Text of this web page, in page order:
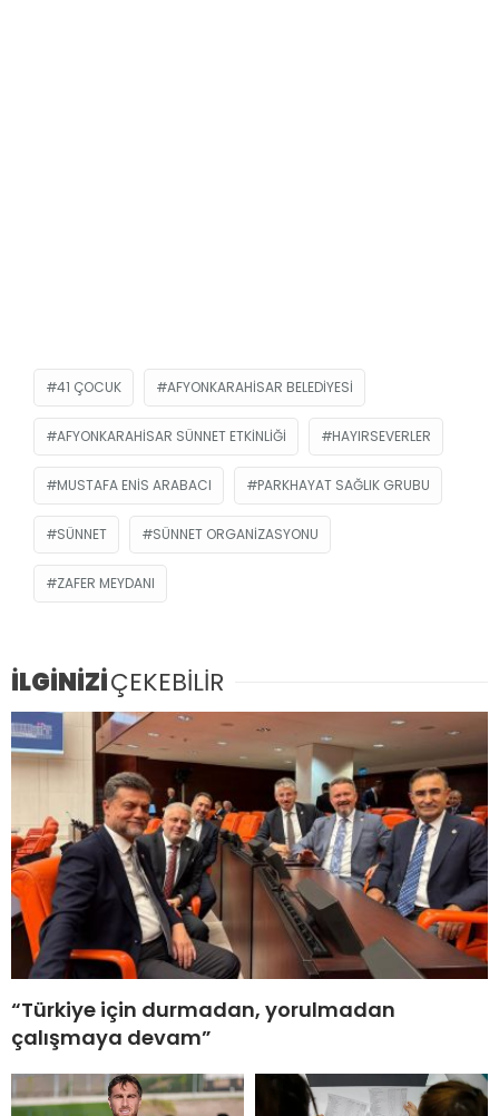
41 ÇOCUK AFYONKARAHISAR BELEDIYESI
AFYONKARAHISAR SÜNNET ETKINLIĞI HAYIRSEVERLER
MUSTAFA ENIS ARABACI PARKHAYAT SAĞLIK GRUBU
SÜNNET SÜNNET ORGANIZASYONU
ZAFER MEYDANI
İLGİNİZİÇEKEBİLİR
“Türkiye için durmadan, yorulmadan
çalışmaya devam”